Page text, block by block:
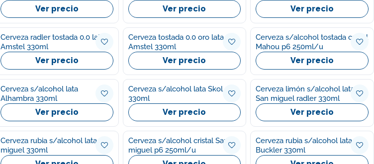
Ver precio Ver precio Ver precio
Cerveza radler tostada 0.0 lata
Amstel 330ml
Ver precio
Cerveza tostada 0.0 oro lata
Amstel 330ml
Ver precio
Cerveza s/alcohol tostada cristal
Mahou p6 250ml/u
Ver precio
Cerveza s/alcohol lata
Alhambra 330ml
Ver precio
Cerveza s/alcohol lata Skol
330ml
Ver precio
Cerveza limón s/alcohol lata
San miguel radler 330ml
Ver precio
Cerveza rubia s/alcohol lata San
miguel 330ml
Cerveza s/alcohol cristal San
miguel p6 250ml/u
Cerveza rubia s/alcohol lata
Buckler 330ml